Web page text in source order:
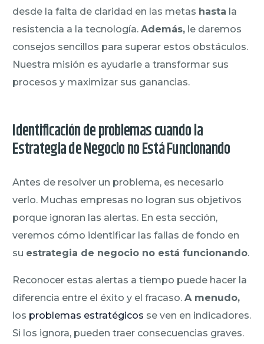
desde la falta de claridad en las metas hasta la
resistencia a la tecnología.Además, le daremos
consejos sencillos para superar estos obstáculos.
Nuestra misión es ayudarle a transformar sus
procesos y maximizar sus ganancias.
Identificación de problemas cuando la
Estrategia de Negocio no Está Funcionando
Antes de resolver un problema, es necesario
verlo. Muchas empresas no logran sus objetivos
porque ignoran las alertas. En esta sección,
veremos cómo identificar las fallas de fondo en
su estrategia de negocio no está funcionando.
Reconocer estas alertas a tiempo puede hacer la
diferencia entre el éxito y el fracaso.A menudo,
los problemas estratégicos se ven en indicadores.
Si los ignora, pueden traer consecuencias graves.